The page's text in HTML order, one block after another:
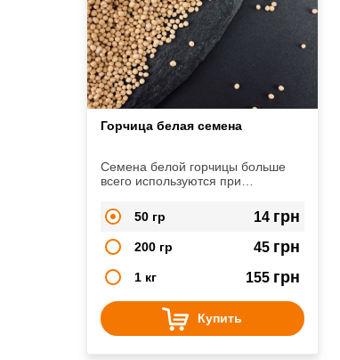
Горчица белая семена
Семена белой горчицы больше
всего используются при
Также ее добавляют в различные
маринады
50 гр 14 грн
200 гр 45 грн
1 кг 155 грн
Купить